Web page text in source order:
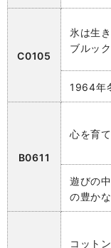
C0105
氷は生
ブルッ
1964年
B0611
心を育
遊びの
の豊か
コット